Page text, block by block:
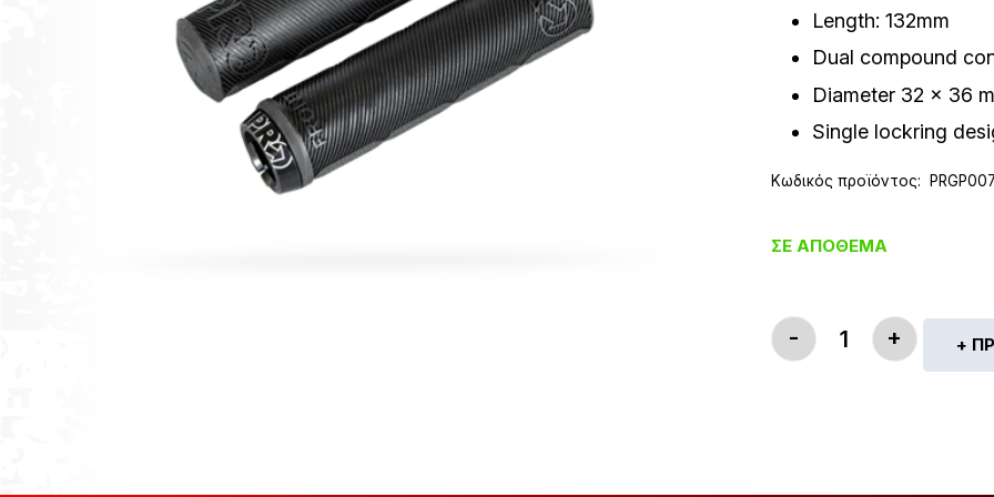
Length: 132mm
Dual compound
Diameter 32 x 36
Single lockring
Κωδικός προϊόντος:
ΣΕ ΑΠΌΘΕΜΑ
PRO ECONTROL
- + +